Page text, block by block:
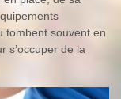
tombent souvent en
s’occuper de la